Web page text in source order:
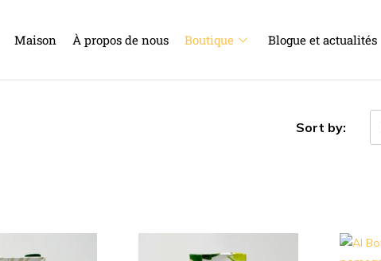
Maison À propos de nous Boutique Blogue et actualités
Sort by: